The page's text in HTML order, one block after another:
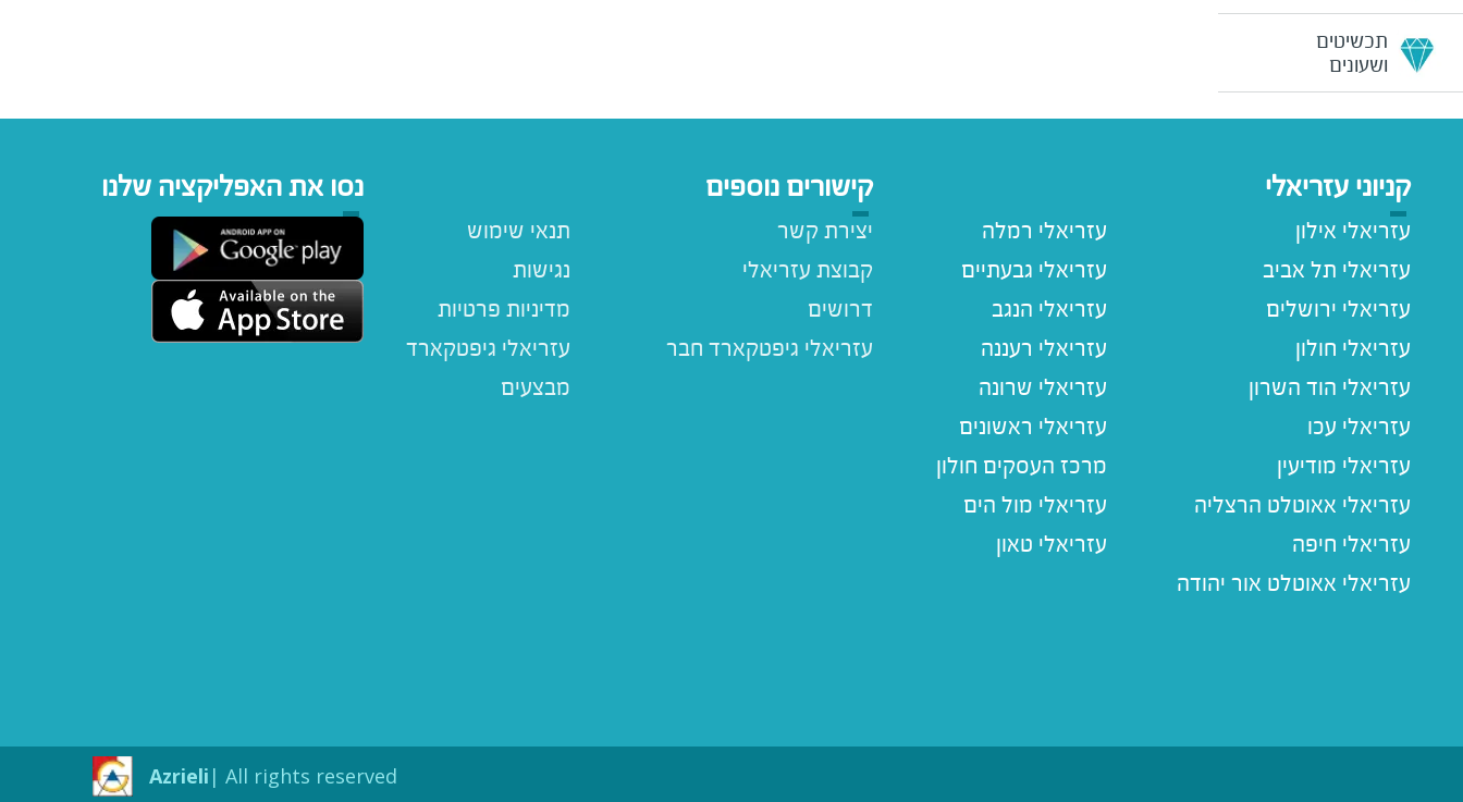
תכשיטים
ושעונים
קניוני עזריאלי
עזריאלי אילון
עזריאלי תל אביב
עזריאלי ירושלים
עזריאלי חולון
עזריאלי הוד השרון
עזריאלי עכו
עזריאלי מודיעין
עזריאלי אאוטלט הרצליה
עזריאלי חיפה
עזריאלי אאוטלט אור יהודה
עזריאלי רמלה
עזריאלי גבעתיים
עזריאלי הנגב
עזריאלי רעננה
עזריאלי שרונה
עזריאלי ראשונים
מרכז העסקים חולון
עזריאלי מול הים
עזריאלי טאון
קישורים נוספים
תנאי שימוש
נגישות
מדיניות פרטיות
עזריאלי גיפטקארד
מבצעים
יצירת קשר
קבוצת עזריאלי
דרושים
נסו את האפליקציה שלנו
All rights reserved |
Azrieli